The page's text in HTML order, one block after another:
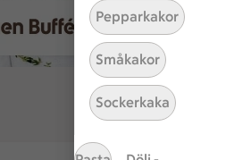
Pepparkakor
Småkakor
Sockerkaka